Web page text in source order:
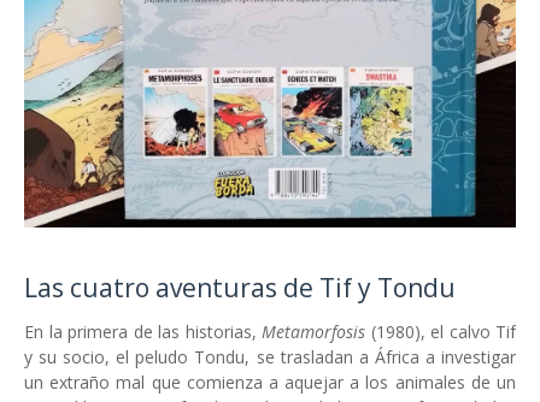
Las cuatro aventuras de Tif y Tondu
En la primera de las historias, Metamorfosis (1980), el calvo Tif
y su socio, el peludo Tondu, se trasladan a África a investigar
un extraño mal que comienza a aquejar a los animales de un